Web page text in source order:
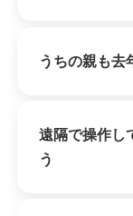
うちの親も去
遠隔で操作し
う